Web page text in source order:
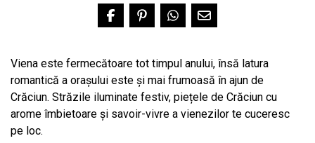
Viena este fermecătoare tot timpul anului, însă latura
romantică a orașului este și mai frumoasă în ajun de
Crăciun. Străzile iluminate festiv, piețele de Crăciun cu
arome îmbietoare și savoir-vivre a vienezilor te cuceresc
pe loc.